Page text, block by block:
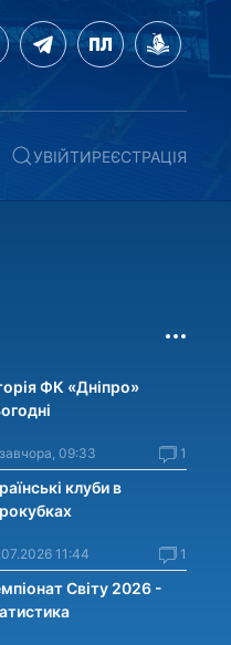
УВІЙТИРЕЄСТРАЦІЯ
ФК «Дніпро»
09:33 1
клуби в
11:44 1
Світу 2026 -